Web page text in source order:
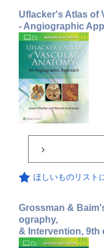
Uflacker's Atlas of
- Angiographic
ほしいものリスト
Grossman &
ography,
& Intervention, 9th